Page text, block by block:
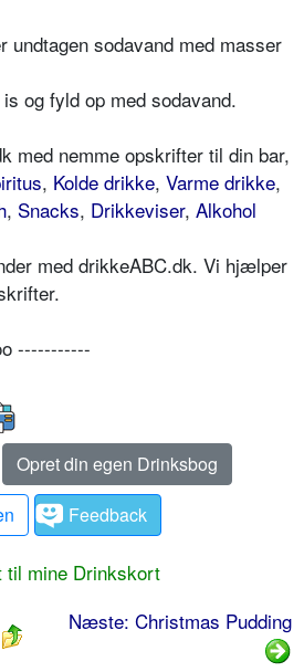
undtagen sodavand med masser
og fyld op med sodavand.
med nemme opskrifter til din bar,
, Kolde drikke, Varme drikke,
, Snacks, Drikkeviser, Alkohol
med drikkeABC.dk. Vi hjælper
-----------
Opret din egen Drinksbog
Feedback
til mine Drinkskort
Næste: Christmas Pudding